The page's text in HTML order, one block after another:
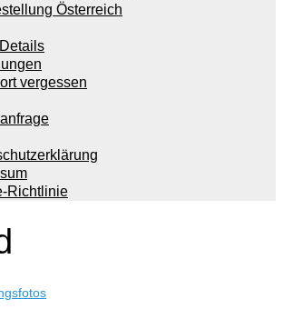
Österreich
vergessen
Richtlinie